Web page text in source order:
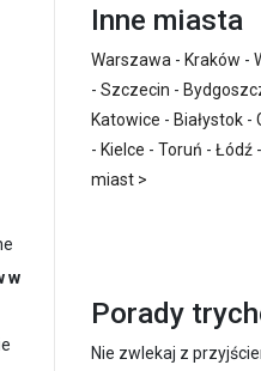
w
Inne miasta
Warszawa - Kraków -
- Szczecin -
Katowice - Białystok -
- Kielce - Toruń - Łódź -
miast >
Porady
Nie zwlekaj z